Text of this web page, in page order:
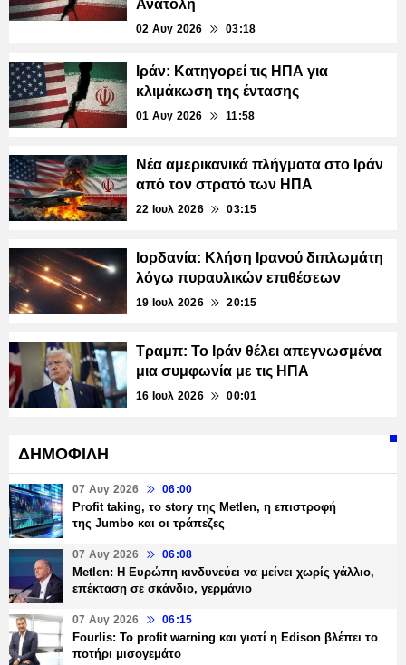
Ανατολή
02 Αυγ 2026 03:18
Ιράν: Κατηγορεί τις ΗΠΑ για
κλιμάκωση της έντασης
01 Αυγ 2026 11:58
Νέα αμερικανικά πλήγματα στο Ιράν
από τον στρατό των ΗΠΑ
22 Ιουλ 2026 03:15
Ιορδανία: Κλήση Ιρανού διπλωμάτη
λόγω πυραυλικών επιθέσεων
19 Ιουλ 2026 20:15
Τραμπ: Το Ιράν θέλει απεγνωσμένα
μια συμφωνία με τις ΗΠΑ
16 Ιουλ 2026 00:01
ΔΗΜΟΦΙΛΗ
07 Αυγ 2026 06:00
Profit taking, το story της Metlen, η επιστροφή
της Jumbo και οι τράπεζες
07 Αυγ 2026 06:08
Metlen: Η Ευρώπη κινδυνεύει να μείνει χωρίς γάλλιο,
επέκταση σε σκάνδιο, γερμάνιο
07 Αυγ 2026 06:15
Fourlis: Το profit warning και γιατί η Edison βλέπει το
ποτήρι μισογεμάτο